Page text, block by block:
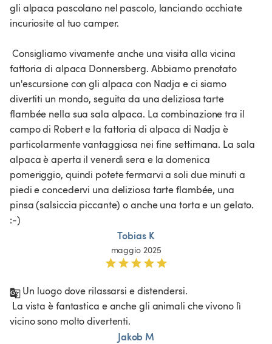
gli alpaca pascolano nel pascolo, lanciando occhiate
incuriosite al tuo camper.
fattoria di alpaca Donnersberg. Abbiamo prenotato
un'escursione con gli alpaca con Nadja e ci siamo
divertiti un mondo, seguita da una deliziosa tarte
flambée nella sua sala alpaca. La combinazione tra il
campo di Robert e la fattoria di alpaca di Nadja è
particolarmente vantaggiosa nei fine settimana. La sala
alpaca è aperta il venerdì sera e la domenica
pomeriggio, quindi potete fermarvi a soli due minuti a
piedi e concedervi una deliziosa tarte flambée, una
pinsa (salsiccia piccante) o anche una torta e un gelato.
:-)
Tobias K
maggio 2025
Un luogo dove rilassarsi e distendersi.
vicino sono molto divertenti.
Jakob M